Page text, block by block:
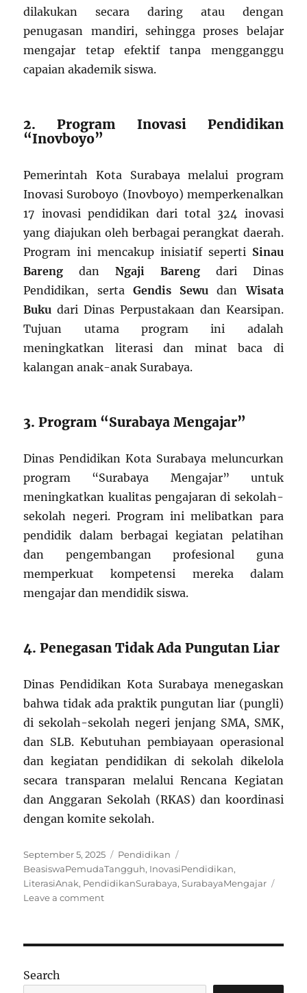
dilakukan secara daring atau dengan
penugasan mandiri, sehingga proses belajar
mengajar tetap efektif tanpa mengganggu
capaian akademik siswa.
2. Program Inovasi Pendidikan
“Inovboyo”
Pemerintah Kota Surabaya melalui program
Inovasi Suroboyo (Inovboyo) memperkenalkan
17 inovasi pendidikan dari total 324 inovasi
yang diajukan oleh berbagai perangkat daerah.
Program ini mencakup inisiatif seperti Sinau
Bareng danNgaji Barengdari Dinas
Pendidikan, serta Gendis Sewu danWisata
Buku dari Dinas Perpustakaan dan Kearsipan.
Tujuan utama program ini adalah
meningkatkan literasi dan minat baca di
kalangan anak-anak Surabaya.
3. Program “Surabaya Mengajar”
Dinas Pendidikan Kota Surabaya meluncurkan
program “Surabaya Mengajar” untuk
meningkatkan kualitas pengajaran di sekolah-
sekolah negeri. Program ini melibatkan para
pendidik dalam berbagai kegiatan pelatihan
dan pengembangan profesional guna
memperkuat kompetensi mereka dalam
mengajar dan mendidik siswa.
4. Penegasan Tidak Ada Pungutan Liar
Dinas Pendidikan Kota Surabaya menegaskan
bahwa tidak ada praktik pungutan liar (pungli)
di sekolah-sekolah negeri jenjang SMA, SMK,
dan SLB. Kebutuhan pembiayaan operasional
dan kegiatan pendidikan di sekolah dikelola
secara transparan melalui Rencana Kegiatan
dan Anggaran Sekolah (RKAS) dan koordinasi
dengan komite sekolah.
Posted
on
September 5, 2025 Categories
Pendidikan
BeasiswaPemudaTangguh, InovasiPendidikan,
LiterasiAnak, PendidikanSurabaya,SurabayaMengajar
Leave a commenton
(2025)
Search